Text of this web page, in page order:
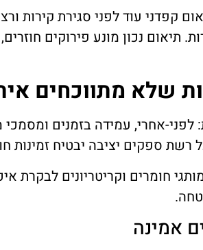
קפדני עוד לפני סגירת קירות
תיאום נכון מונע פירוקים
שלא מתווכחים
לפני-אחרי, עמידה בזמנים
רשת ספקים יציבה יבטיח זמינות
חומרים וקריטריונים לבקרת
אמינה